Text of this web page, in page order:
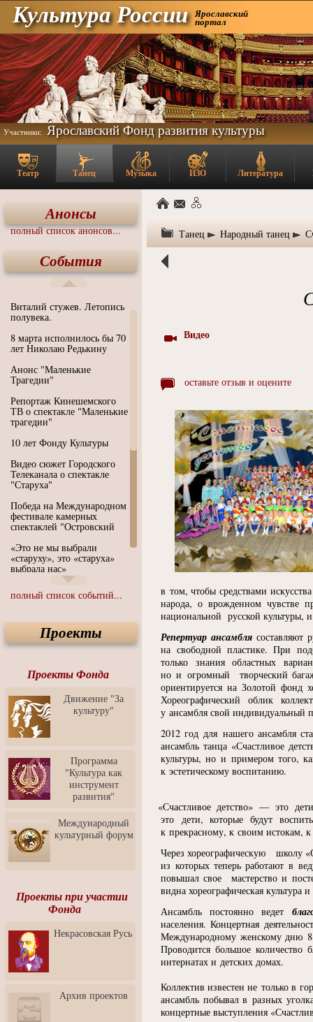
Культура России Ярославский
портал
Участники: Ярославский Фонд развития культуры
Театр Танец Музыка ИЗО Литература
Анонсы
полный список анонсов...
События
Виталий стужев. Летопись
полувека.
8 марта исполнилось бы 70
лет Николаю Редькину
Анонс "Маленькие
Трагедии"
Репортаж Кинешемского
ТВ о спектакле "Маленькие
трагедии"
10 лет Фонду Культуры
Видео сюжет Городского
Телеканала о спектакле
"Старуха"
Победа на Международном
фестивале камерных
спектаклей "Островский
«Это не мы выбрали
«старуху», это «старуха»
выбрала нас»
Иммерсивный спектакль
"Язык чистого полета
Спектакль "Крик" в Музее
Современного Искусства
современного искусства от
Медиа-школа "ФОКУС"
Моноспектакль
"Вертинский. Исповедь
Барона"
"Притяжение" в центре
ЛЕКСУС - ЯРОСЛАВЛЬ
Презентация выставки
Зураба Церетели
Пресс-конференция к
открытию выставки Зураба
Церетели
Фестиваль уличной
Отчётный концерт детского
театра танца "Задоринка"
Профессионалов - Эпизод
3: Обусловленности
человека и их влияние на
карьеру
скульптором Дмитрием
Тугариновым
полный список событий...
Проекты
Проекты Фонда
Движение "За
культуру"
Программа
"Культура как
инструмент
развития"
Международный
культурный форум
Проекты при участии
Фонда
Некрасовская Русь
Архив проектов
Танец Народный танец
Видео
оставьте отзыв и оцените
в том, чтобы средствами
народа, о врожденном чувстве
национальной русской культуры,
Репертуар ансамбля составляют
на свободной пластике. При
только знания областных
но и огромный творческий
ориентируется на Золотой фонд
Хореографический облик
у ансамбля свой индивидуальный
2012 год для нашего ансамбля
ансамбль танца «Счастливое
культуры, но и примером того,
к эстетическому воспитанию.
«Счастливое детство» — это
это дети, которые будут
к прекрасному, к своим истокам,
Через хореографическую школу «
из которых теперь работают в
повышал свое мастерство и
видна хореографическая культура
Ансамбль постоянно ведет
населения. Концертная
Международному женскому дню 8
Проводится большое количество
интернатах и детских домах.
Коллектив известен не только в
ансамбль побывал в разных
концертные выступления «